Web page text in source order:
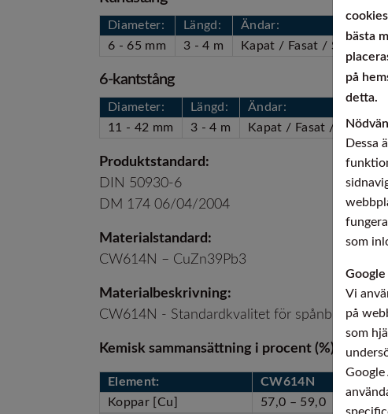
LC
Diameter: Längd:
Ändar:
6 - 65 mm
3 - 4 m Kapat / Fasat / Spetsat
6-kantstång
Diameter: Längd:
Ändar:
11 - 42 mm
3 - 4 m Kapat / Fasat / Spetsat
Produktstandard:
DIN 50930-6
DM 174 06/04/2004
Materialstandard:
CW614N – CuZn39Pb3
Materialbeskrivning:
CW614N - Standardkvalitet för spånbrytande
Kemisk sammansättning i procent (%):
Element:
CW614N
Koppar [Cu]
57,0 – 59,0
bästa
på
detta.
Dessa
som
Vi
på
som